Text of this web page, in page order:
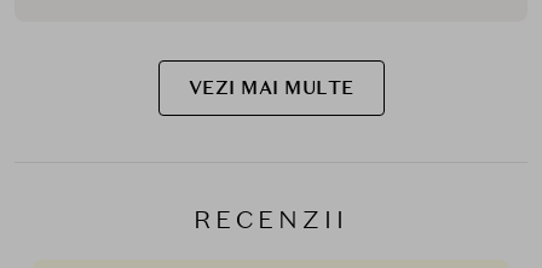
VEZI MAI MULTE
RECENZII